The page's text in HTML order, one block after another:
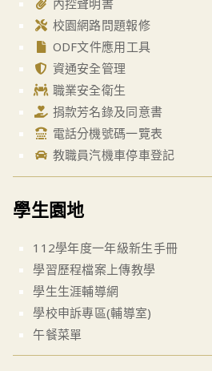
校園網路問題報修
ODF文件應用工具
資通安全管理
職業安全衛生
捐款芳名錄及同意書
電話分機號碼一覽表
教職員汽機車停車登記
學生園地
112學年度一年級新生手冊
學習歷程檔案上傳教學
學生生涯輔導網
學校申訴專區(輔導室)
午餐菜單